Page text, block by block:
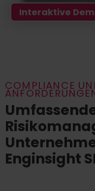
Interaktive
COMPLIANCE
Enginsight